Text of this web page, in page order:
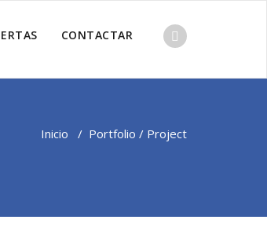
CONTACTAR
Inicio / Portfolio / Project